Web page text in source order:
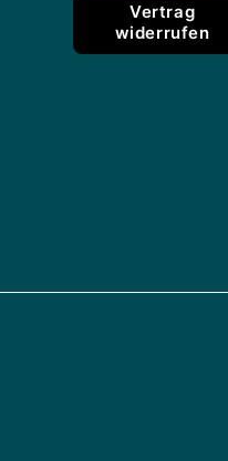
Vertrag
widerrufen